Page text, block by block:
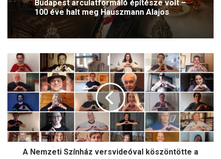
Budapest arculatformáló építésze volt –
100 éve halt meg Hauszmann Alajos
2026.07.30.
Imádta a közönség – 20 éve hunyt el
Zenthe Ferenc színművész
N
m
e
t
i
S
A Nemzeti Színház versvideóval köszöntötte a